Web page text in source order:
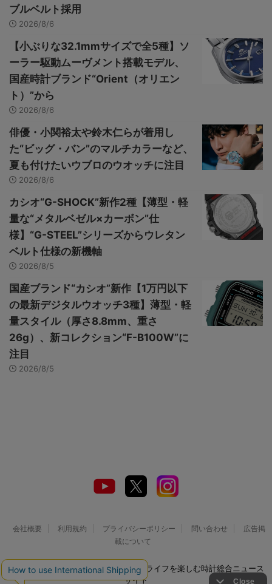
ブルベルト採用
2026/8/6
【小ぶりな32.1mmサイズで全5種】ソ
ーラー駆動ムーヴメント搭載モデル、
国産時計ブランド“Orient（オリエン
ト）”から
2026/8/6
俳優・小関裕太や鈴木仁らが着用し
た“ビッグ・バン”のマルチカラーなど、
夏も付けたいウブロのウオッチに注目
2026/8/6
カシオ“G-SHOCK”新作2種【薄型・軽
量な“メタルベゼル×カーボン”仕
様】“G-STEEL”シリーズからウレタン
ベルト仕様の新機軸
2026/8/5
国産ブランド“カシオ”新作【1万円以下
の最新デジタルウオッチ3種】薄型・軽
量スタイル（厚さ8.8mm、重さ
26g）、新コレクション“F-B100W”に
注目
2026/8/5
会社概要 利用規約 プライバシーポリシー 問い合わせ
広告掲
載について
© 2026 Watch LIFE NEWS｜ウオッチライフを楽しむ時計総合ニュース
サイト